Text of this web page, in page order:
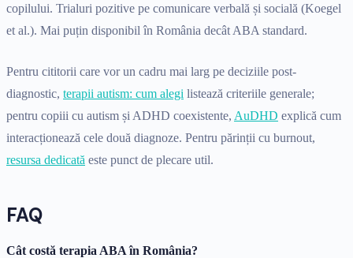
copilului. Trialuri pozitive pe comunicare verbală și socială (Koegel
et al.). Mai puțin disponibil în România decât ABA standard.
Pentru cititorii care vor un cadru mai larg pe deciziile post-
diagnostic, terapii autism: cum alegi listează criteriile generale;
pentru copiii cu autism și ADHD coexistente, AuDHD explică cum
interacționează cele două diagnoze. Pentru părinții cu burnout,
resursa dedicată este punct de plecare util.
FAQ
Cât costă terapia ABA în România?